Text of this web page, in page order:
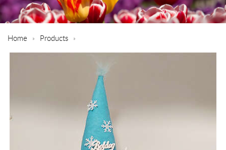
Home Products